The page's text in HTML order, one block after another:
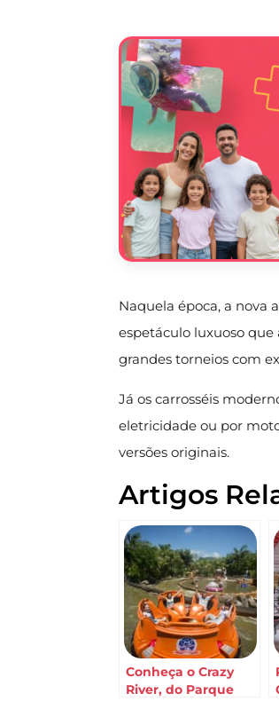
Naquela época, a nova
espetáculo luxuoso que
grandes torneios com
Já os carrosséis
eletricidade ou por
versões originais.
Artigos
Conheça o Crazy
River, do Parque